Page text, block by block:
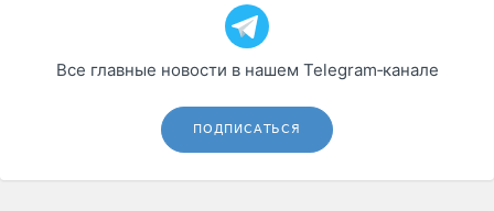
Все главные новости в нашем Telegram‑канале
ПОДПИСАТЬСЯ